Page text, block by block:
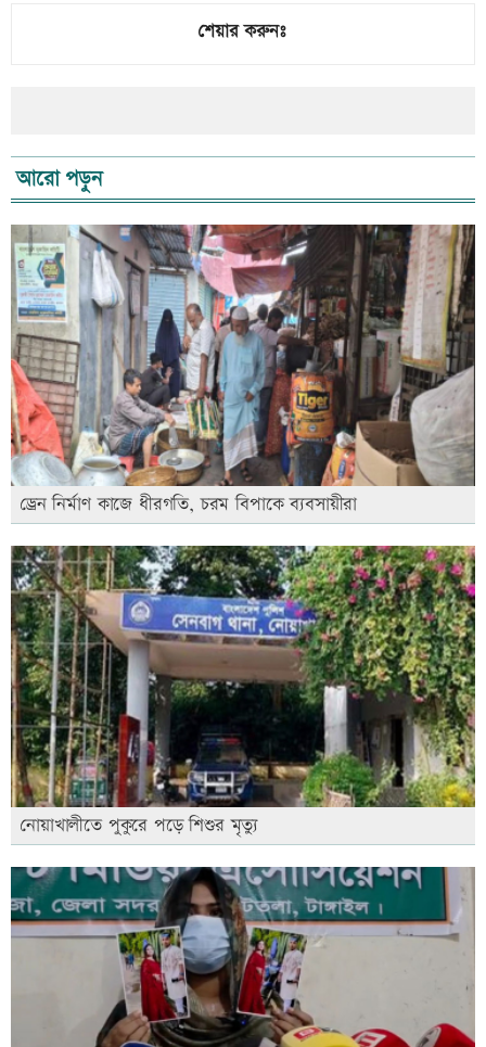
শেয়ার করুনঃ
আরো পড়ুন
ড্রেন নির্মাণ কাজে ধীরগতি, চরম বিপাকে ব্যবসায়ীরা
নোয়াখালীতে পুকুরে পড়ে শিশুর মৃত্যু